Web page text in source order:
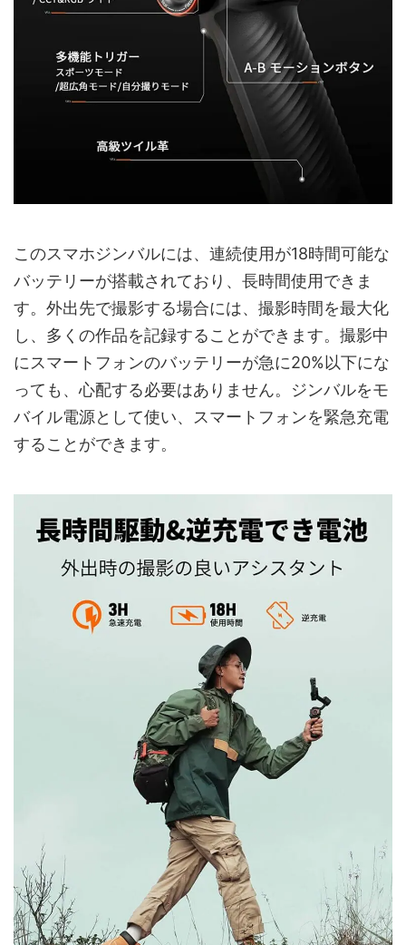
このスマホジンバルには、連続使用が18時間可能な
バッテリーが搭載されており、長時間使用できま
す。外出先で撮影する場合には、撮影時間を最大化
し、多くの作品を記録することができます。撮影中
にスマートフォンのバッテリーが急に20%以下にな
っても、心配する必要はありません。ジンバルをモ
バイル電源として使い、スマートフォンを緊急充電
することができます。